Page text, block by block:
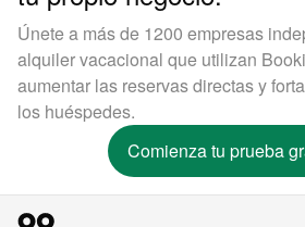
Únete a más de 1200 empresas
alquiler vacacional que utilizan
aumentar las reservas directas y
los huéspedes.
Comienza tu prueba